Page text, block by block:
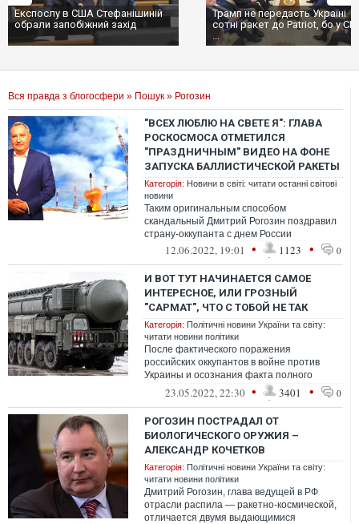
Експослу в США Стефанішиній
обрали запобіжний захід
Трамп не передасть Україні
сотні ракет до Patriot, бо у
...
Вся правда з блогосфери » Пошук » Рогозин
"ВСЕХ ЛЮБЛЮ НА СВЕТЕ Я": ГЛАВА
РОСКОСМОСА ОТМЕТИЛСЯ
"ПРАЗДНИЧНЫМ" ВИДЕО НА ФОНЕ
ЗАПУСКА БАЛЛИСТИЧЕСКОЙ РАКЕТЫ
Категорія: Новини в світі: читати останні світові
новини
Таким оригинальным способом
скандальный Дмитрий Рогозин поздравил
страну-оккупанта с днем России
12.06.2022, 19:01 • 1123 • 0
И ВОТ ТУТ НАЧИНАЕТСЯ САМОЕ
ИНТЕРЕСНОЕ, ИЛИ ГРОЗНЫЙ
"САРМАТ", ЧТО С ТОБОЙ НЕ ТАК
Категорія: Політичні новини України та світу:
читати новини політики
После фактического поражения
российских оккупантов в войне против
Украины и осознания факта полного
фиаско в обычной войне, ряд российских
23.05.2022, 22:30 • 3401 • 0
РОГОЗИН ПОСТРАДАЛ ОТ
БИОЛОГИЧЕСКОГО ОРУЖИЯ –
АЛЕКСАНДР КОЧЕТКОВ
Категорія: Політичні новини України та світу:
читати новини політики
Дмитрий Рогозин, глава ведущей в РФ
отрасли распила — ракетно-космической,
отличается двумя выдающимися